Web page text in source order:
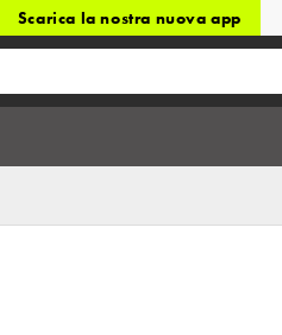
Scarica la nostra nuova app